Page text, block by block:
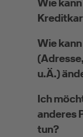
Wie
u.Ä.)
Ich
anderes
tun?